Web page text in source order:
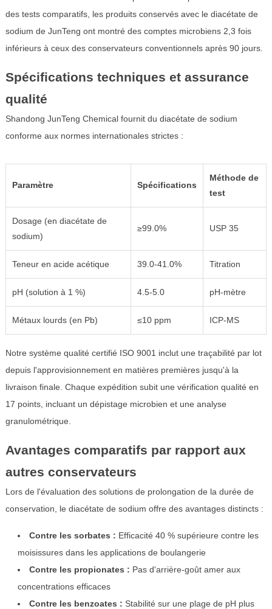
des tests comparatifs, les produits conservés avec le diacétate de
sodium de JunTeng ont montré des comptes microbiens 2,3 fois
inférieurs à ceux des conservateurs conventionnels après 90 jours.
Spécifications techniques et assurance
qualité
Shandong JunTeng Chemical fournit du diacétate de sodium
conforme aux normes internationales strictes :
Paramètre Spécifications
Méthode de
test
Dosage (en diacétate de
sodium)
≥99.0% USP 35
Teneur en acide acétique 39.0-41.0% Titration
pH (solution à 1 %) 4.5-5.0 pH-mètre
Métaux lourds (en Pb) ≤10 ppm ICP-MS
Notre système qualité certifié ISO 9001 inclut une traçabilité par lot
depuis l'approvisionnement en matières premières jusqu'à la
livraison finale. Chaque expédition subit une vérification qualité en
17 points, incluant un dépistage microbien et une analyse
granulométrique.
Avantages comparatifs par rapport aux
autres conservateurs
Lors de l'évaluation des solutions de prolongation de la durée de
conservation, le diacétate de sodium offre des avantages distincts :
Contre les sorbates : Efficacité 40 % supérieure contre les
moisissures dans les applications de boulangerie
Contre les propionates : Pas d'arrière-goût amer aux
concentrations efficaces
Contre les benzoates : Stabilité sur une plage de pH plus